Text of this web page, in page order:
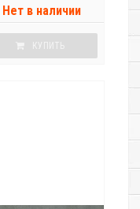
Нет в наличии
КУПИТЬ